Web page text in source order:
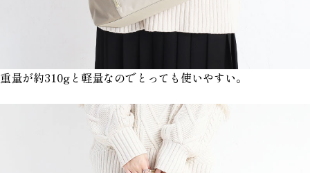
重量が約310gと軽量なのでとっても使いやすい。